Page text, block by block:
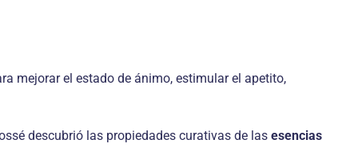
mejorar el estado de ánimo, estimular el apetito,
descubrió las propiedades curativas de las esencias